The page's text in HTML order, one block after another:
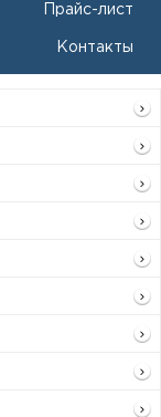
Прайс-лист
Контакты